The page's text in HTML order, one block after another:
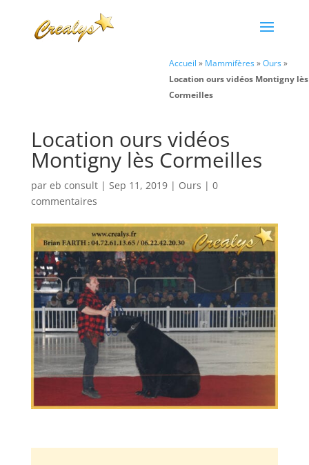
Accueil » Mammifères»Ours»
Location ours vidéos Montigny lès
Cormeilles
Location ours vidéos
Montigny lès Cormeilles
par eb consult| Sep 11, 2019| Ours | 0
commentaires